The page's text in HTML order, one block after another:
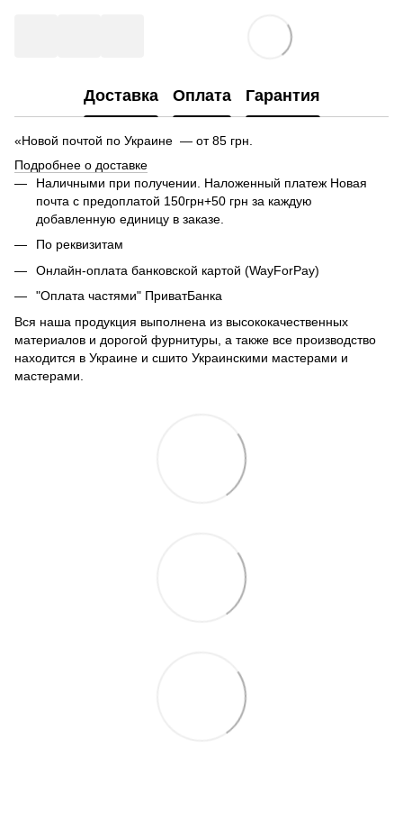
Доставка Оплата Гарантия
«Новой почтой по Украине — от 85 грн.
Подробнее о доставке
Наличными при получении. Наложенный платеж Новая
почта с предоплатой 150грн+50 грн за каждую
добавленную единицу в заказе.
По реквизитам
Онлайн-оплата банковской картой (WayForPay)
"Оплата частями" ПриватБанка
Вся наша продукция выполнена из высококачественных
материалов и дорогой фурнитуры, а также все производство
находится в Украине и сшито Украинскими мастерами и
мастерами.